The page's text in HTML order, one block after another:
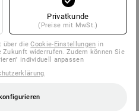
Privatkunde
(Preise mit MwSt.)
über dieCookie-Einstellungen in
widerrufen. Zudem können Sie
individuell anpassen